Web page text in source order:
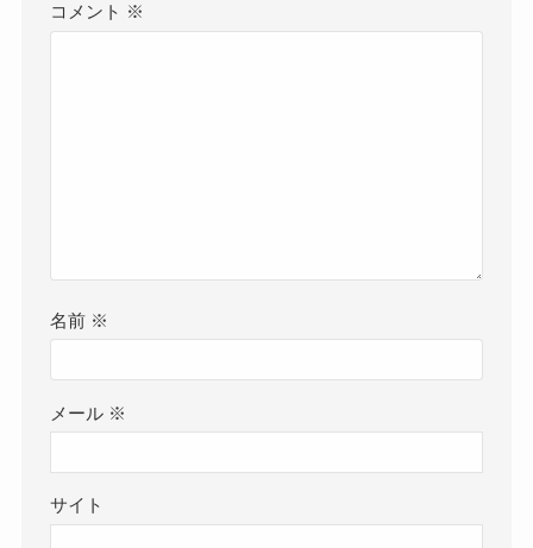
コメント ※
名前 ※
メール ※
サイト